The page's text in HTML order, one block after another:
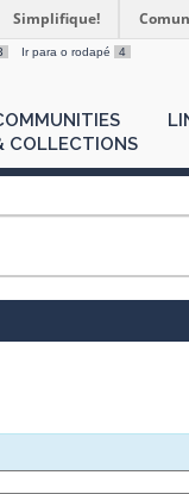
Simplifique!
Ir para o rodapé 4
COLLECTIONS